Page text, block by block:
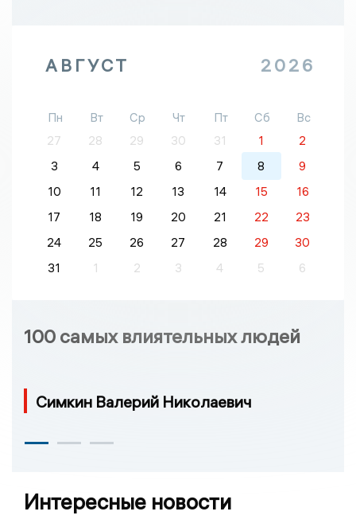
АВГУСТ 2026
Пн Вт Ср Чт Пт Сб
Вс
27
28 29 30 31 1
2
3
4 5 6 7 8
9
10
11 12 13 14 15
16
17
18 19 20 21 22
23
24
25 26 27 28 29
30
31
1 2 3 4 5 6
100 самых влиятельных людей
Симкин Валерий Николаевич
Интересные новости